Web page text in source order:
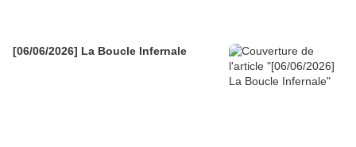
[06/06/2026] La Boucle Infernale